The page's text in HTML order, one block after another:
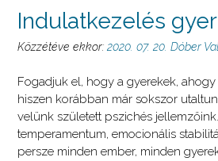
Indulatkezelés
Közzétéve ekkor: 2020. 07. 20. Dóber
Fogadjuk el, hogy a gyerekek,
hiszen korábban már sokszor
velünk született pszichés
temperamentum, emocionális
persze minden ember, minden